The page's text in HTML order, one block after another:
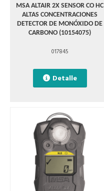
MSA ALTAIR 2X SENSOR CO HC
ALTAS CONCENTRACIONES
DETECTOR DE MONÓXIDO DE
CARBONO (10154075)
017845
Detalle